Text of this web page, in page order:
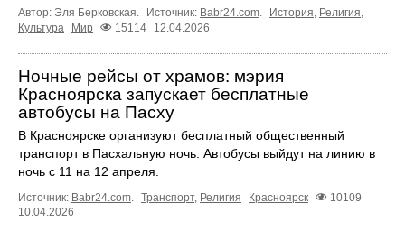
Автор: Эля Берковская. Источник: Babr24.com История Религия
Культура
Мир 15114 12.04.2026
Ночные рейсы от храмов: мэрия
Красноярска запускает бесплатные
автобусы на Пасху
В Красноярске организуют бесплатный общественный
транспорт в Пасхальную ночь. Автобусы выйдут на линию в
ночь с 11 на 12 апреля.
Источник: Babr24.com. Транспорт, Религия Красноярск
10109
10.04.2026